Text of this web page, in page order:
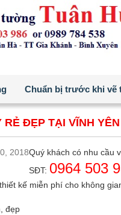
Chuẩn bị trước khi vẽ
RẺ ĐẸP TẠI VĨNH YÊN
2018Quý khách có nhu cầu
SĐT: 0964 503
kế miễn phí cho không
đẹp